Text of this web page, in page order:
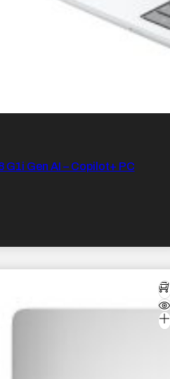
G1i Gen AI – Copilot+ PC